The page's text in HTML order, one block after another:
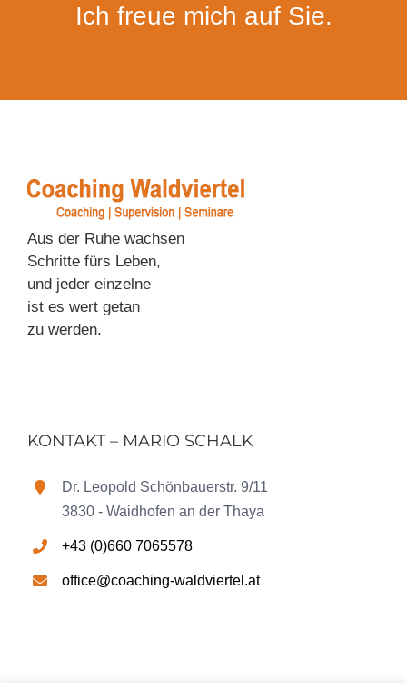
Ich freue mich auf Sie.
Aus der Ruhe wachsen
Schritte fürs Leben,
und jeder einzelne
ist es wert getan
zu werden.
KONTAKT – MARIO SCHALK
Dr. Leopold Schönbauerstr. 9/11
3830 - Waidhofen an der Thaya
+43 (0)660 7065578
office@coaching-waldviertel.at